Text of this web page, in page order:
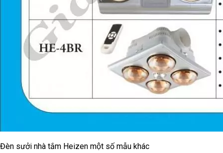
Đèn sưởi nhà tắm Heizen một số mẫu khác